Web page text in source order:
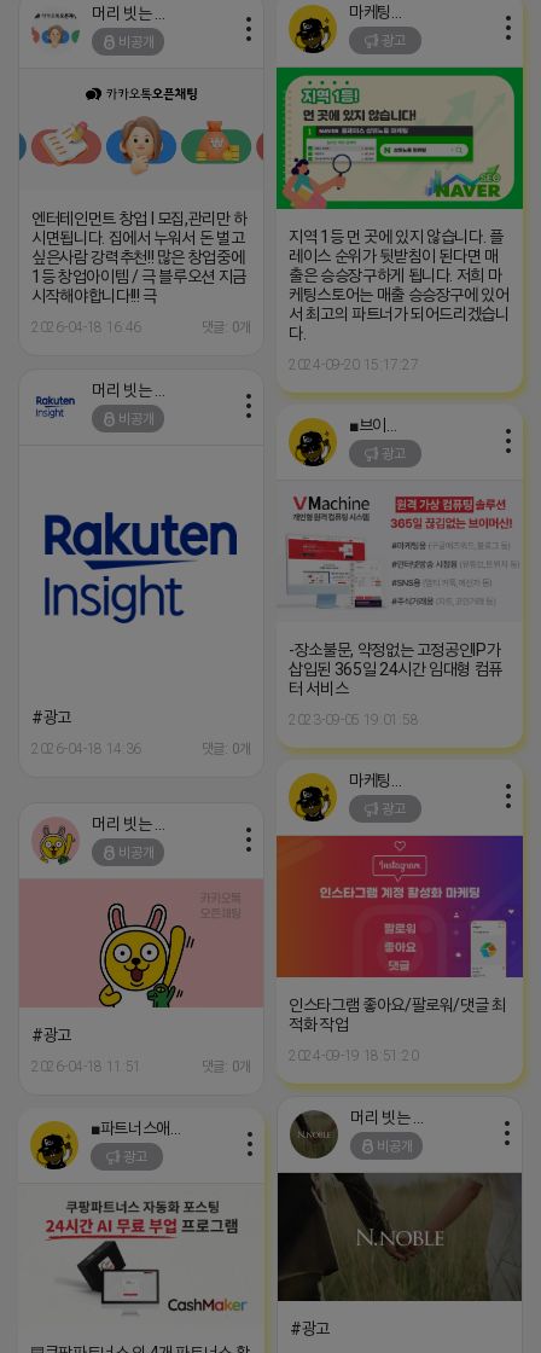
비공개
엔터테인먼트 창업 l 모집,관리만 하
시면됩니다. 집에서 누워서 돈 벌고
싶은사람 강력추천!! 많은 창업중에
1등 창업아이템 / 극 블루오션 지금
시작해야합니다!!! 극
2026-04-18 16:46 댓글: 0개
광고
지역 1등 먼 곳에 있지 않습니다. 플
레이스 순위가 뒷받침이 된다면 매
출은 승승장구하게 됩니다. 저희 마
케팅스토어는 매출 승승장구에 있어
서 최고의 파트너가 되어드리겠습니
다.
2024-09-20 15:17:27
비공개
#광고
2026-04-18 14:36 댓글: 0개
광고
-장소불문, 약정없는 고정공인IP가
삽입된 365일 24시간 임대형 컴퓨
터 서비스
2023-09-05 19:01:58
광고
인스타그램 좋아요/팔로워/댓글 최
적화 작업
2024-09-19 18:51:20
비공개
#광고
2026-04-18 11:51 댓글: 0개
비공개
#광고
광고